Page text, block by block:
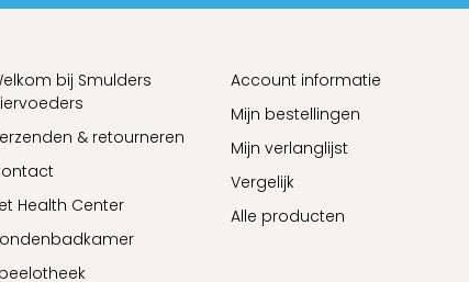
bij Smulders
& retourneren
Health Center
Account informatie
Mijn bestellingen
Mijn verlanglijst
Vergelijk
Alle producten